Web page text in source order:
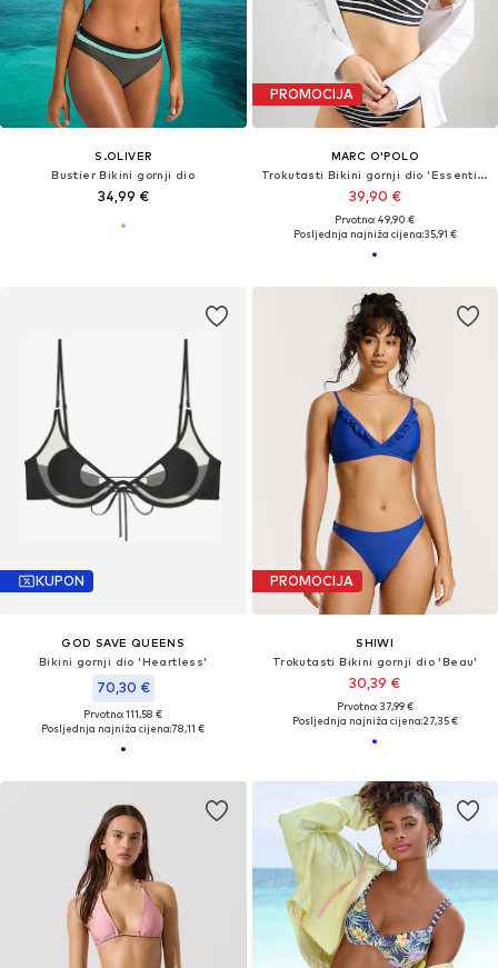
S.OLIVER
Bustier Bikini gornji dio
34,99 €
PROMOCIJA
MARC O'POLO
Trokutasti Bikini gornji dio 'Essentials'
39,90 €
Prvotno: 49,90 €
Posljednja najniža cijena:35,91 €
KUPON
GOD SAVE QUEENS
Bikini gornji dio 'Heartless'
70,30 €
Prvotno: 111,58 €
Posljednja najniža cijena:78,11 €
PROMOCIJA
SHIWI
Trokutasti Bikini gornji dio 'Beau'
30,39 €
Prvotno: 37,99 €
Posljednja najniža cijena:27,35 €